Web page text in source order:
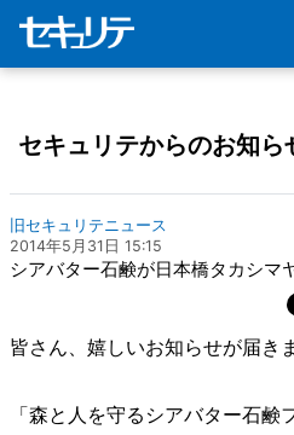
セキュリテからのお知ら
旧セキュリテニュース
2014年5月31日 15:15
シアバター石鹸が日本橋タカシマ
皆さん、嬉しいお知らせが届き
「森と人を守るシアバター石鹸